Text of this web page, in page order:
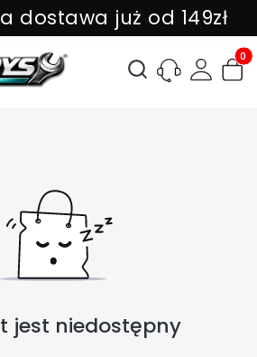
dostawa już od 149zł
SIĘ DO NEWSLETTER !!!
Otwórz
jest niedostępny